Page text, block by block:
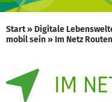
Start» Digitale
mobil sein» Im Netz
IM